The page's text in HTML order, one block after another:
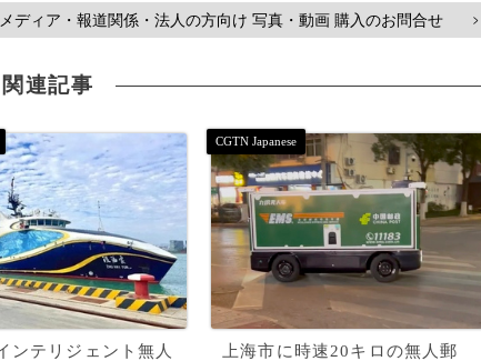
メディア・報道関係・法人の方向け 写真・動画 購入のお問合せ >
関連記事
ンテリジェント無人
上海市に時速20キロの無人郵